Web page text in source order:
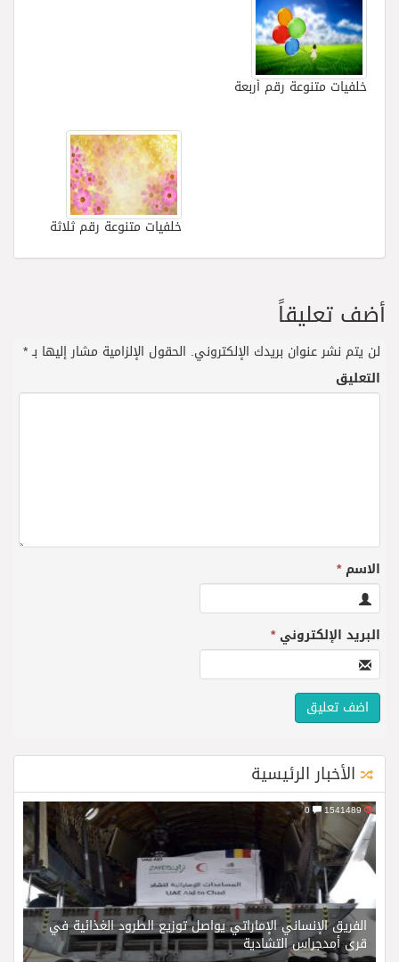
خلفيات متنوعة رقم أربعة
خلفيات متنوعة رقم ثلاثة
أضف تعليقاً
لن يتم نشر عنوان بريدك الإلكتروني. الحقول الإلزامية مشار إليها بـ*
التعليق
الاسم*
البريد الإلكتروني*
الأخبار الرئيسية
1541489
الفريق الإنساني الإماراتي يواصل توزيع الطرود الغذائية في
قرى أمدجراس التشادية